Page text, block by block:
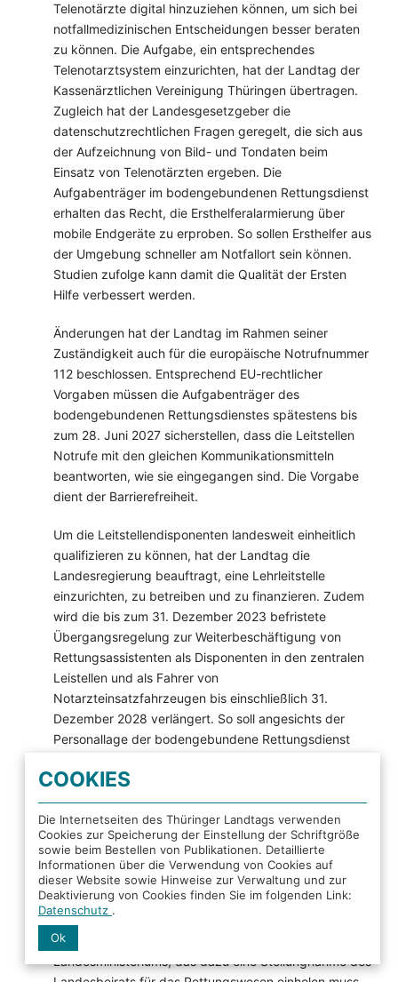
Telenotärzte digital hinzuziehen können, um sich bei
notfallmedizinischen Entscheidungen besser beraten
zu können. Die Aufgabe, ein entsprechendes
Telenotarztsystem einzurichten, hat der Landtag der
Kassenärztlichen Vereinigung Thüringen übertragen.
Zugleich hat der Landesgesetzgeber die
datenschutzrechtlichen Fragen geregelt, die sich aus
der Aufzeichnung von Bild- und Tondaten beim
Einsatz von Telenotärzten ergeben. Die
Aufgabenträger im bodengebundenen Rettungsdienst
erhalten das Recht, die Ersthelferalarmierung über
mobile Endgeräte zu erproben. So sollen Ersthelfer aus
der Umgebung schneller am Notfallort sein können.
Studien zufolge kann damit die Qualität der Ersten
Hilfe verbessert werden.
Änderungen hat der Landtag im Rahmen seiner
Zuständigkeit auch für die europäische Notrufnummer
112 beschlossen. Entsprechend EU-rechtlicher
Vorgaben müssen die Aufgabenträger des
bodengebundenen Rettungsdienstes spätestens bis
zum 28. Juni 2027 sicherstellen, dass die Leitstellen
Notrufe mit den gleichen Kommunikationsmitteln
beantworten, wie sie eingegangen sind. Die Vorgabe
dient der Barrierefreiheit.
Um die Leitstellendisponenten landesweit einheitlich
qualifizieren zu können, hat der Landtag die
Landesregierung beauftragt, eine Lehrleitstelle
einzurichten, zu betreiben und zu finanzieren. Zudem
wird die bis zum 31. Dezember 2023 befristete
Übergangsregelung zur Weiterbeschäftigung von
Rettungsassistenten als Disponenten in den zentralen
Leistellen und als Fahrer von
Notarzteinsatzfahrzeugen bis einschließlich 31.
Dezember 2028 verlängert. So soll angesichts der
Personallage der bodengebundene Rettungsdienst
außerdem eine Experimentierklausel in das
Rettungsdienstgesetz ein. Sie ermöglicht den
Aufgabenträgern, zeitlich befristet von gesetzlichen
und untergesetzlichen Bestimmungen abzuweichen,
um neue Versorgungskonzepte erproben zu können.
Erforderlich ist dafür eine Genehmigung seitens des
für das Rettungswesen zuständigen
Landesministeriums, das dazu eine Stellungnahme des
COOKIES
Die Internetseiten des Thüringer Landtags verwenden
Cookies zur Speicherung der Einstellung der Schriftgröße
sowie beim Bestellen von Publikationen. Detaillierte
Informationen über die Verwendung von Cookies auf
dieser Website sowie Hinweise zur Verwaltung und zur
Deaktivierung von Cookies finden Sie im folgenden Link:
Datenschutz .
Ok